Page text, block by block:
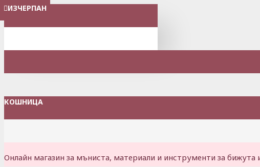
МЕНЮ
КОШНИЦА
Онлайн магазин за мъниста, материали и инструменти за
ИЗЧЕРПАН